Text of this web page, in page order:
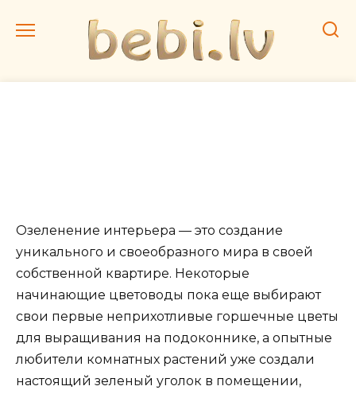
Озеленение интерьера — это создание
уникального и своеобразного мира в своей
собственной квартире. Некоторые
начинающие цветоводы пока еще выбирают
свои первые неприхотливые горшечные цветы
для выращивания на подоконнике, а опытные
любители комнатных растений уже создали
настоящий зеленый уголок в помещении,